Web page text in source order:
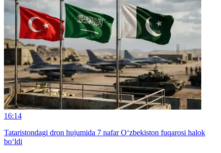
16:14
Tataristondagi dron hujumida 7 nafar O‘zbekiston fuqarosi halok
bo‘ldi